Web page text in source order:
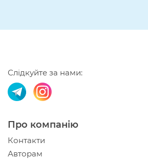
Слідкуйте за нами:
Про компанію
Контакти
Авторам